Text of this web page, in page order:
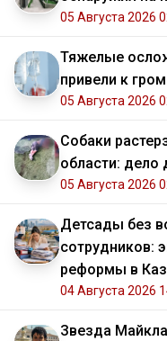
05 Августа 2026
Тяжелые
привели к
05 Августа 2026
Собаки
области:
05 Августа 2026
Детсады без
сотрудников:
реформы в
04 Августа 2026
Звезда